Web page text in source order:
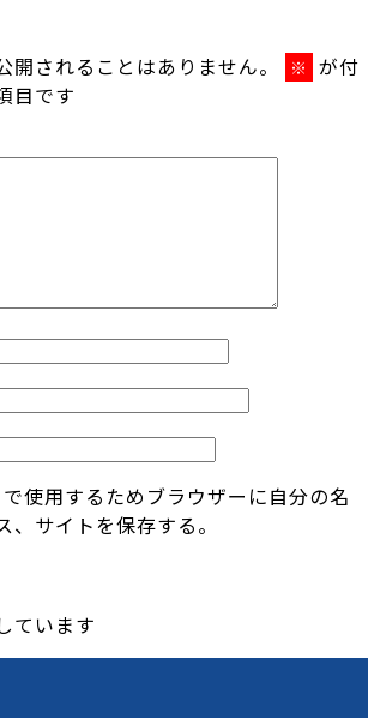
開されることはありません。 ※ が付
目です
使用するためブラウザーに自分の名
サイトを保存する。
ています